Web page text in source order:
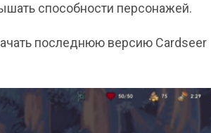
способности персонажей.
последнюю версию Cardseer